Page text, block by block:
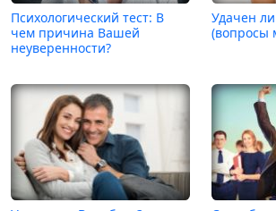
Психологический тест: В
чем причина Вашей
неуверенности?
Удачен
(вопросы